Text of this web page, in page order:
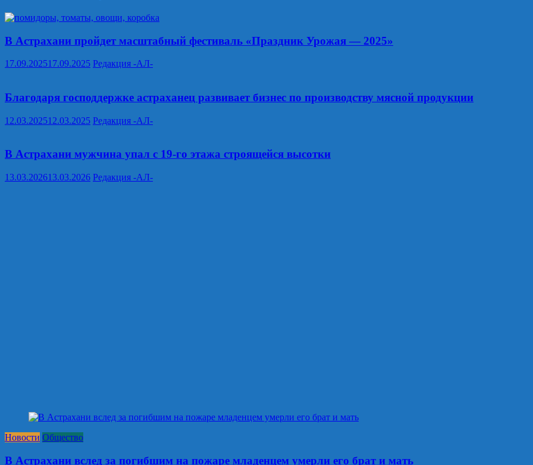
В Астрахани пройдет масштабный фестиваль «Праздник Урожая — 2025»
17.09.202517.09.2025 Редакция -АЛ-
Благодаря господдержке астраханец развивает бизнес по производству мясной продукции
12.03.202512.03.2025 Редакция -АЛ-
В Астрахани мужчина упал с 19-го этажа строящейся высотки
13.03.202613.03.2026 Редакция -АЛ-
Новости Общество
В Астрахани вслед за погибшим на пожаре младенцем умерли его брат и мать